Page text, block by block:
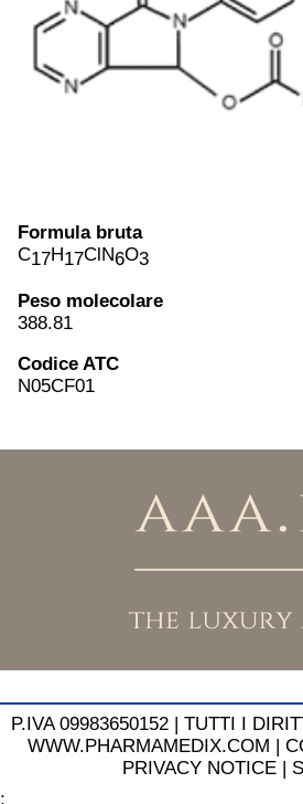
Formula bruta
C17H17ClN6O3
Peso molecolare
388.81
Codice ATC
N05CF01
P.IVA 09983650152 | TUTTI I
WWW.PHARMAMEDIX.COM |
PRIVACY NOTICE|
;